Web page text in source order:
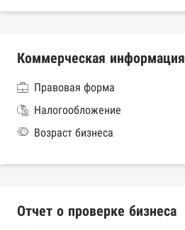
Коммерческая информация
Правовая форма
Налогообложение
Возраст бизнеса
Отчет о проверке бизнеса